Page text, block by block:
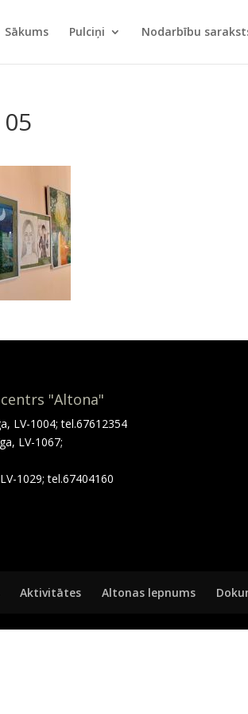
Sākums Pulciņi Nodarbību
"Altona"
LV-1004; tel.67612354
LV-1067;
1029; tel.67404160
Aktivitātes Altonas lepnums